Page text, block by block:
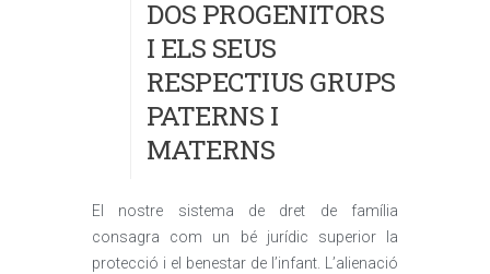
DOS PROGENITORS
I ELS SEUS
RESPECTIUS GRUPS
PATERNS I
MATERNS
El nostre sistema de dret de família
consagra com un bé jurídic superior la
protecció i el benestar de l’infant. L’alienació